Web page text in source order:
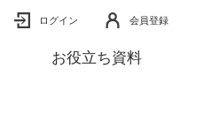
ログイン 会員登録
お役立ち資料